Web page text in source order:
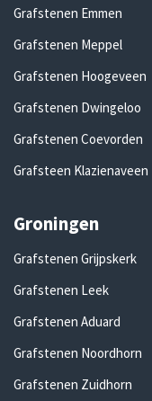
Grafstenen Emmen
Grafstenen Meppel
Grafstenen Hoogeveen
Grafstenen Dwingeloo
Grafstenen Coevorden
Grafsteen Klazienaveen
Groningen
Grafstenen Grijpskerk
Grafstenen Leek
Grafstenen Aduard
Grafstenen Noordhorn
Grafstenen Zuidhorn